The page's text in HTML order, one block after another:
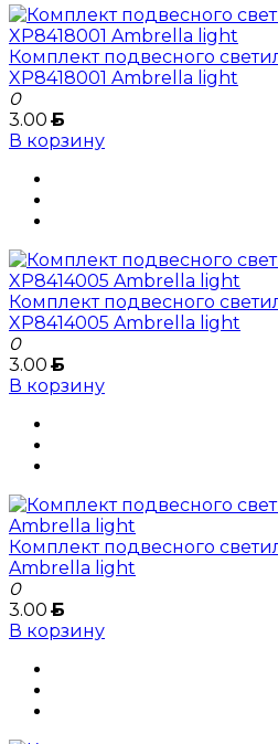
Комплект подвесного
XP8418001 Ambrella light
0
3.00Б
В корзину
Комплект подвесного
XP8414005 Ambrella light
0
3.00Б
В корзину
Комплект подвесного
Ambrella light
0
3.00Б
В корзину